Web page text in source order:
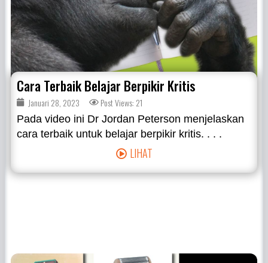
Cara Terbaik Belajar Berpikir Kritis
Januari 28, 2023 Post Views: 21
Pada video ini Dr Jordan Peterson menjelaskan
cara terbaik untuk belajar berpikir kritis. . . .
LIHAT